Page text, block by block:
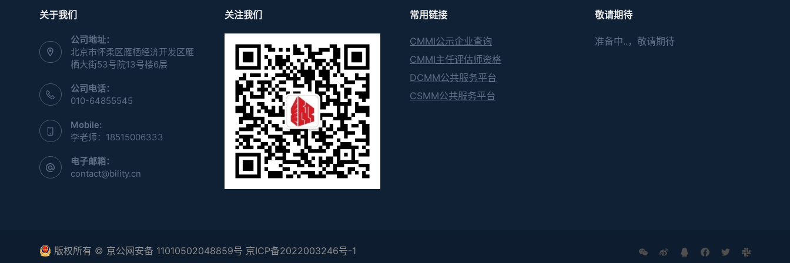
关于我们
公司地址：
北京市怀柔区雁栖经济开发区雁
栖大街53号院13号楼6层
公司电话：
010-64855545
Mobile:
李老师：18515006333
电子邮箱：
contact@bility.cn
关注我们 常用链接
CMMI公示企业查询
CMMI主任评估师资格
DCMM公共服务平台
CSMM公共服务平台
敬请期待
准备中..，敬请期待
版权所有 © 京公网安备 11010502048859号 京ICP备2022003246号-1